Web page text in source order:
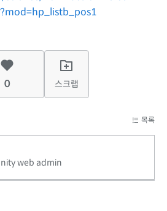
0 스크랩
목록
web admin